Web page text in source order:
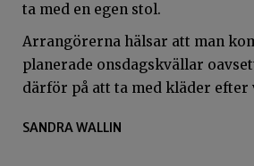
ta med en egen stol.
Arrangörerna hälsar att man
planerade onsdagskvällar
därför på att ta med kläder efter
SANDRA WALLIN